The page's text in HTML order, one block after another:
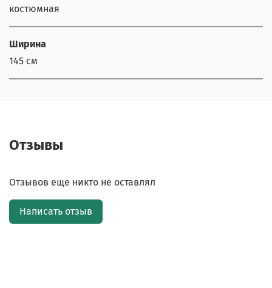
костюмная
Ширина
145 см
Отзывы
Отзывов еще никто не оставлял
Написать отзыв